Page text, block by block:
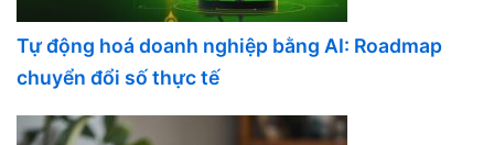
Tự động hoá doanh nghiệp bằng AI: Roadmap
chuyển đổi số thực tế